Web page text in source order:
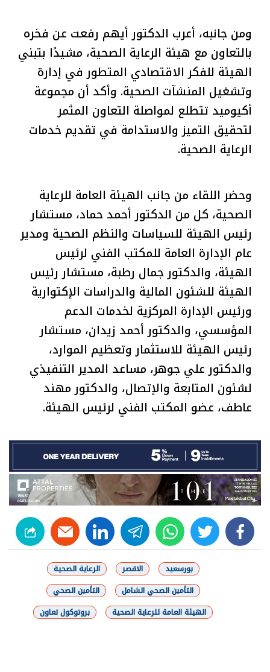
ومن جانبه، أعرب الدكتور أيهم رفعت عن فخره
بالتعاون مع هيئة الرعاية الصحية، مشيدًا بتبني
الهيئة للفكر الاقتصادي المتطور في إدارة
وتشغيل المنشآت الصحية. وأكد أن مجموعة
أكيوميد تتطلع لمواصلة التعاون المثمر
لتحقيق التميز والاستدامة في تقديم خدمات
الرعاية الصحية.
وحضر اللقاء من جانب الهيئة العامة للرعاية
الصحية، كل من الدكتور أحمد حماد، مستشار
رئيس الهيئة للسياسات والنظم الصحية ومدير
عام الإدارة العامة للمكتب الفني لرئيس
الهيئة، والدكتور جمال رطبة، مستشار رئيس
الهيئة للشئون المالية والدراسات الإكتوارية
ورئيس الإدارة المركزية لخدمات الدعم
المؤسسي، والدكتور أحمد زيدان، مستشار
رئيس الهيئة للاستثمار وتعظيم الموارد،
والدكتور علي جوهر، مساعد المدير التنفيذي
لشئون المتابعة والإتصال، والدكتور مهند
عاطف، عضو المكتب الفني لرئيس الهيئة.
facebook
twitter
whats
telegram
linkedin
بورسعيد الاقصر
الرعاية الصحية
التأمين الصحي الشامل
التأمين الصحي
الهيئة العامة للرعاية الصحية
بروتوكول تعاون